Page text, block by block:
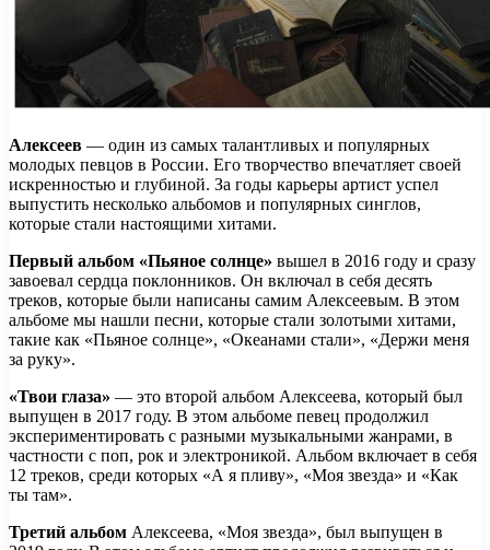
Алексеев — один из самых талантливых и популярных
молодых певцов в России. Его творчество впечатляет своей
искренностью и глубиной. За годы карьеры артист успел
выпустить несколько альбомов и популярных синглов,
которые стали настоящими хитами.
Первый альбом «Пьяное солнце» вышел в 2016 году и сразу
завоевал сердца поклонников. Он включал в себя десять
треков, которые были написаны самим Алексеевым. В этом
альбоме мы нашли песни, которые стали золотыми хитами,
такие как «Пьяное солнце», «Океанами стали», «Держи меня
за руку».
«Твои глаза» — это второй альбом Алексеева, который был
выпущен в 2017 году. В этом альбоме певец продолжил
экспериментировать с разными музыкальными жанрами, в
частности с поп, рок и электроникой. Альбом включает в себя
12 треков, среди которых «А я пливу», «Моя звезда» и «Как
ты там».
Третий альбом Алексеева, «Моя звезда», был выпущен в